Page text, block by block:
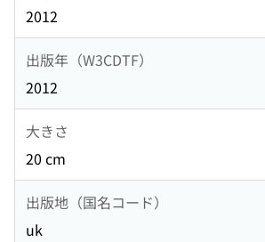
2012
出版年（W3CDTF）
2012
大きさ
20 cm
出版地（国名コード）
uk